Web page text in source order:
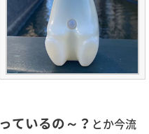
ているの～？ とか今流